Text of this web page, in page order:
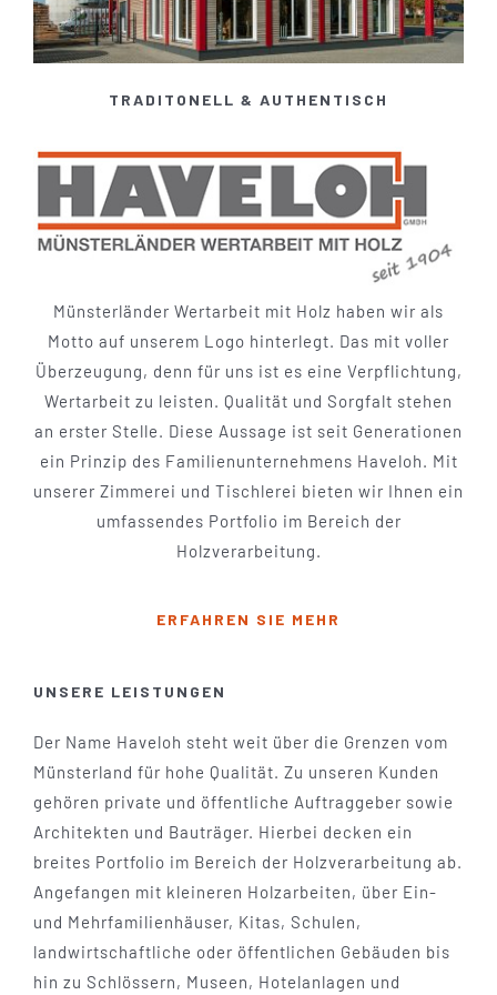
Leistungen
Kontakt
TRADITONELL & AUTHENTISCH
Münsterländer Wertarbeit mit Holz haben wir als
Motto auf unserem Logo hinterlegt. Das mit voller
Überzeugung, denn für uns ist es eine Verpflichtung,
Wertarbeit zu leisten. Qualität und Sorgfalt stehen
an erster Stelle. Diese Aussage ist seit Generationen
ein Prinzip des Familienunternehmens Haveloh. Mit
unserer Zimmerei und Tischlerei bieten wir Ihnen ein
umfassendes Portfolio im Bereich der
Holzverarbeitung.
ERFAHREN SIE MEHR
UNSERE LEISTUNGEN
Der Name Haveloh steht weit über die Grenzen vom
Münsterland für hohe Qualität. Zu unseren Kunden
gehören private und öffentliche Auftraggeber sowie
Architekten und Bauträger. Hierbei decken ein
breites Portfolio im Bereich der Holzverarbeitung ab.
Angefangen mit kleineren Holzarbeiten, über Ein-
und Mehrfamilienhäuser, Kitas, Schulen,
landwirtschaftliche oder öffentlichen Gebäuden bis
hin zu Schlössern, Museen, Hotelanlagen und